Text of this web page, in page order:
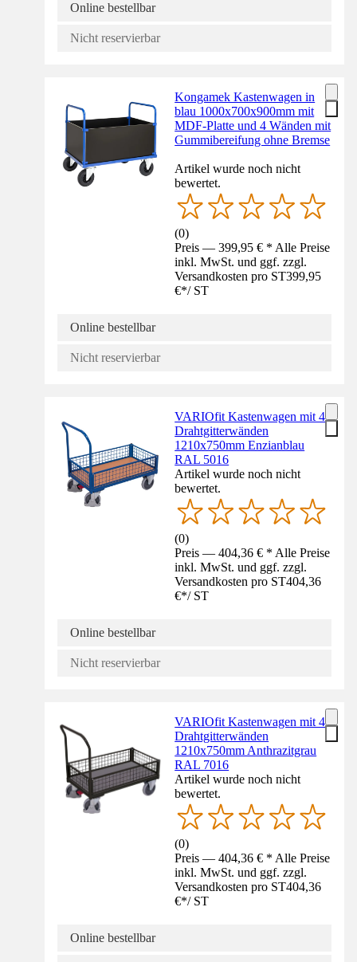
Online bestellbar
Nicht reservierbar
Kongamek Kastenwagen in
blau 1000x700x900mm mit
MDF-Platte und 4 Wänden mit
Gummibereifung ohne Bremse
Artikel wurde noch nicht
bewertet.
(0)
Preis — 399,95 € * Alle Preise
inkl. MwSt. und ggf. zzgl.
Versandkosten pro ST399,95
€*/ ST
Online bestellbar
Nicht reservierbar
VARIOfit Kastenwagen mit 4
Drahtgitterwänden
1210x750mm Enzianblau
RAL 5016
Artikel wurde noch nicht
bewertet.
(0)
Preis — 404,36 € * Alle Preise
inkl. MwSt. und ggf. zzgl.
Versandkosten pro ST404,36
€*/ ST
Online bestellbar
Nicht reservierbar
VARIOfit Kastenwagen mit 4
Drahtgitterwänden
1210x750mm Anthrazitgrau
RAL 7016
Artikel wurde noch nicht
bewertet.
(0)
Preis — 404,36 € * Alle Preise
inkl. MwSt. und ggf. zzgl.
Versandkosten pro ST404,36
€*/ ST
Online bestellbar